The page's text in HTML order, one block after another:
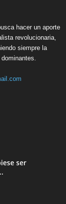
hacer un aporte
revolucionaria,
siempre la
ser